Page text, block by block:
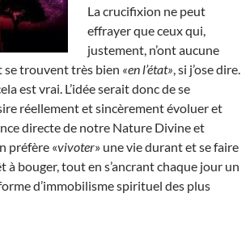
La crucifixion ne peut
effrayer que ceux qui,
justement, n’ont aucune
se trouvent très bien «en l’état» , si j’ose dire.
est vrai. L’idée serait donc de se
réellement et sincèrement évoluer et
directe de notre Nature Divine et
préfère «vivoter» une vie durant et se faire
à bouger, tout en s’ancrant chaque jour un
d’immobilisme spirituel des plus